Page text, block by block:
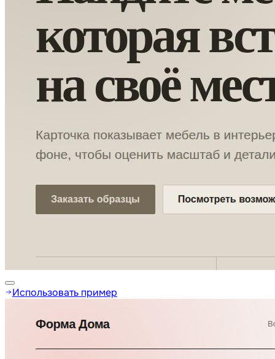
Использовать пример